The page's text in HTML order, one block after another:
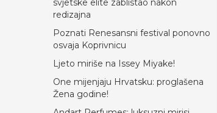
svjetske elite zablistao nakon
redizajna
Poznati Renesansni festival ponovno
osvaja Koprivnicu
Ljeto miriše na Issey Miyake!
One mijenjaju Hrvatsku: proglašena
Žena godine!